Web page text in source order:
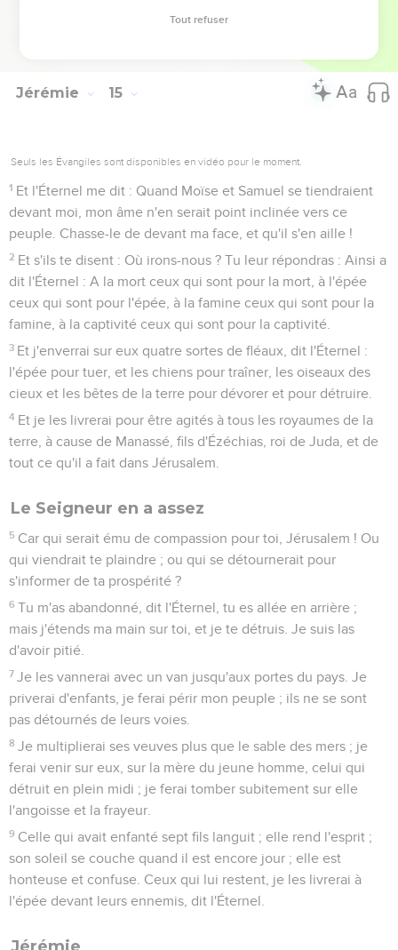
pleuvoir ? Ou sont-ce les cieux qui donnent la pluie menue ?
Jérémie 15
Seuls les Évangiles sont disponibles en vidéo pour le moment.
1 Et l'Éternel me dit : Quand Moïse et Samuel se tiendraient
devant moi, mon âme n'en serait point inclinée vers ce
peuple. Chasse-le de devant ma face, et qu'il s'en aille !
2 Et s'ils te disent : Où irons-nous ? Tu leur répondras : Ainsi a
dit l'Éternel : A la mort ceux qui sont pour la mort, à l'épée
ceux qui sont pour l'épée, à la famine ceux qui sont pour la
famine, à la captivité ceux qui sont pour la captivité.
3 Et j'enverrai sur eux quatre sortes de fléaux, dit l'Éternel :
l'épée pour tuer, et les chiens pour traîner, les oiseaux des
cieux et les bêtes de la terre pour dévorer et pour détruire.
4 Et je les livrerai pour être agités à tous les royaumes de la
terre, à cause de Manassé, fils d'Ézéchias, roi de Juda, et de
tout ce qu'il a fait dans Jérusalem.
Le Seigneur en a assez
5 Car qui serait ému de compassion pour toi, Jérusalem ! Ou
qui viendrait te plaindre ; ou qui se détournerait pour
s'informer de ta prospérité ?
6 Tu m'as abandonné, dit l'Éternel, tu es allée en arrière ;
mais j'étends ma main sur toi, et je te détruis. Je suis las
d'avoir pitié.
7 Je les vannerai avec un van jusqu'aux portes du pays. Je
priverai d'enfants, je ferai périr mon peuple ; ils ne se sont
pas détournés de leurs voies.
8 Je multiplierai ses veuves plus que le sable des mers ; je
ferai venir sur eux, sur la mère du jeune homme, celui qui
détruit en plein midi ; je ferai tomber subitement sur elle
l'angoisse et la frayeur.
9 Celle qui avait enfanté sept fils languit ; elle rend l'esprit ;
son soleil se couche quand il est encore jour ; elle est
honteuse et confuse. Ceux qui lui restent, je les livrerai à
l'épée devant leurs ennemis, dit l'Éternel.
Jérémie
Tout refuser